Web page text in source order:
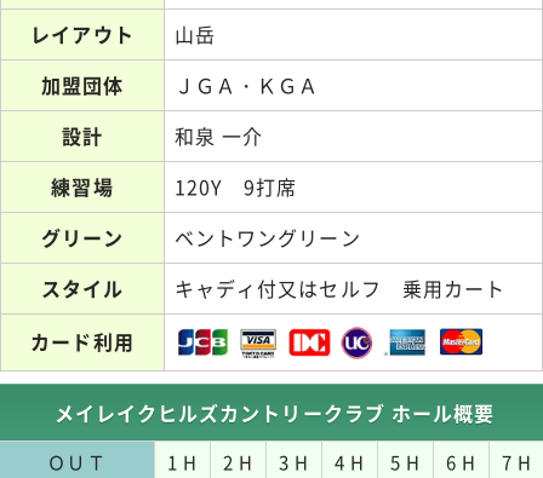
レイアウト
山岳
加盟団体
ＪＧＡ・ＫＧＡ
設計
和泉 一介
練習場
120Y 9打席
グリーン
ベントワングリーン
スタイル
キャディ付又はセルフ 乗用カート
カード利用
メイレイクヒルズカントリークラブ ホール概要
ＯＵＴ 1 H 2 H 3 H 4 H 5 H 6 H
7 H